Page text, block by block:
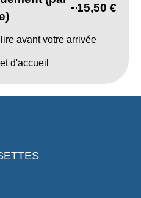
15,50 €
avant votre arrivée
d'accueil